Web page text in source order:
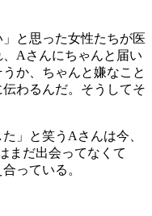
と思った女性たちが医
Aさんにちゃんと届い
か、ちゃんと嫌なこと
わるんだ。そうしてそ
」と笑うAさんは今、
まだ出会ってなくて
っている。